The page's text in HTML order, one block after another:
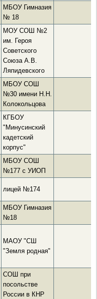
МБОУ Гимназия
№ 18
МОУ СОШ №2
им. Героя
Советского
Союза А.В.
Ляпидевского
МБОУ СОШ
№30 имени Н.Н.
Колокольцова
КГБОУ
"Минусинский
кадетский
корпус"
МБОУ СОШ
№177 с УИОП
лицей №174
МБОУ Гимназия
№18
МАОУ "СШ
"Земля родная"
СОШ при
посольстве
России в КНР